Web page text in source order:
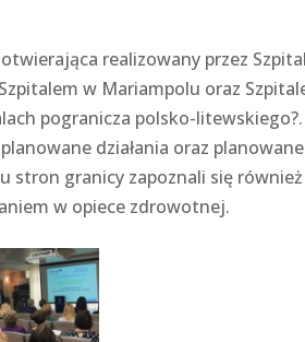
realizowany przez Szpital
w Mariampolu oraz
pogranicza polsko-
działania oraz
stron granicy zapoznali się również
w opiece zdrowotnej.